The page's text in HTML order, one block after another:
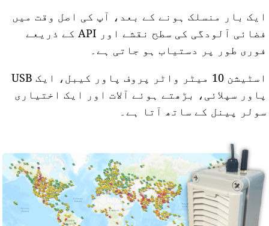
ایک بار منسلک ہونے کے بعد، آپ کی اصل وقت میں
فضائی آلودگی کی سطح نقشے اور API کے ذریعے
فوری طور پر دستیاب ہو جاتی ہے۔
اسٹیشن 10 میٹر واٹر پروف پاور کیبل، ایک USB
پاور سپلائی، بڑھتے ہوئے آلات اور ایک اختیاری
سولر پینل کے ساتھ آتا ہے۔